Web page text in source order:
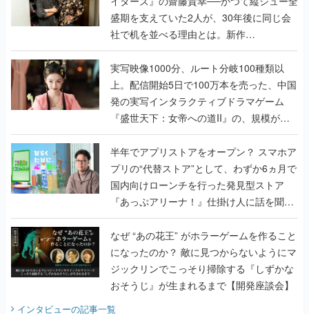
盛期を支えていた2人が、30年後に同じ会
社で机を並べる理由とは。新作
『TATSUJIN EXTREME』で初タッグを組
んだレジェンド2人に訊く開発秘話
実写映像1000分、ルート分岐100種類以
上。配信開始5日で100万本を売った、中国
発の実写インタラクティブドラマゲーム
『盛世天下：女帝への道II』の、規模が違
うこだわりをプロデューサーに聞いた
半年でアプリストアをオープン？ スマホア
プリの“代替ストア”として、わずか6ヵ月で
国内向けローンチを行った発見型ストア
『あっぷアリーナ！』仕掛け人に話を聞い
てみた
なぜ “あの花王” がホラーゲームを作ること
になったのか？ 敵に見つからないようにマ
ジックリンでこっそり掃除する『しずかな
おそうじ』が生まれるまで【開発座談会】
インタビューの記事一覧